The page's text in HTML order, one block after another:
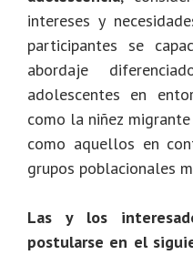
intereses y
participantes se
abordaje
adolescentes en
como la niñez
como aquellos en
grupos poblacionales
Las y los
postularse en el